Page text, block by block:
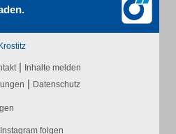
Krostitz
| Inhalte melden
| Datenschutz
folgen